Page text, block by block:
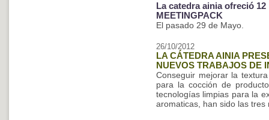
La catedra ainia ofreció
MEETINGPACK
El pasado 29 de Mayo.
26/10/2012
LA CÁTEDRA AINIA
NUEVOS TRABAJOS DE
Conseguir mejorar la
para la cocción de
tecnologías limpias para la
aromaticas, han sido las